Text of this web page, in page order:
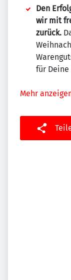
Den
wir mit
zurück.
für
Mehr